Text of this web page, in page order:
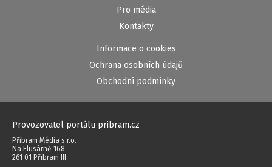
Pro média
Kontakty
Informace o cookies
Ochrana osobních údajů
Obchodní podmínky
Provozovatel portálu pribram.cz
Příbram Média s.r.o.
Na Flusárně 168
261 01 Příbram III